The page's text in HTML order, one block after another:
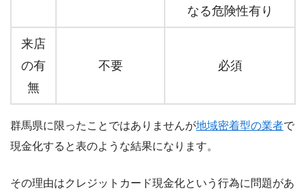
なる危険性有り
来店
の有
無
不要 必須
群馬県に限ったことではありませんが地域密着型の業者で
現金化すると表のような結果になります。
その理由はクレジットカード現金化という行為に問題があ